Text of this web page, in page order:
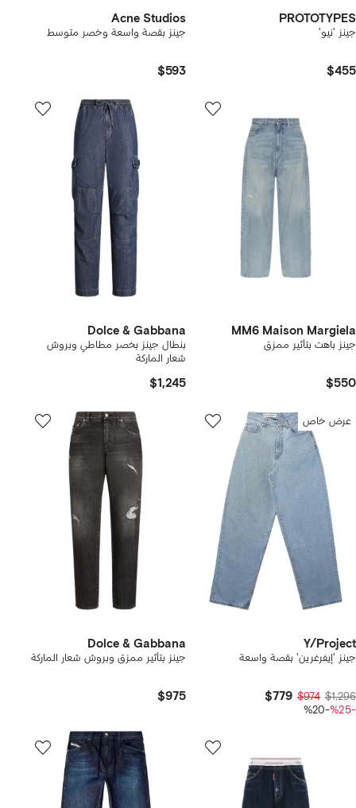
PROTOTYPES
جينز 'نيو'
$455
Acne Studios
جينز بقصة واسعة وخصر متوسط
$593
MM6 Maison Margiela
جينز باهت بتأثير ممزق
$550
Dolce & Gabbana
بنطال جينز بخصر مطاطي وبروش
شعار الماركة
$1,245
عرض خاص
Y/Project
جينز 'إيفرغرين' بقصة واسعة
$1,296
$974
$779
-%25
-%20
Dolce & Gabbana
جينز بتأثير ممزق وبروش شعار الماركة
$975